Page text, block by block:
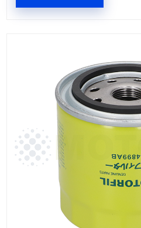
FILTRO ACEITE
VER APLICACIONES